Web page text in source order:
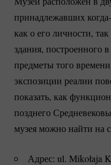
принадлежавших
как о его личности,
здания, построенного
предметы того
экспозиции реалии
показать, как
позднего
музея можно найти на
Адрес: ul. Mikołaja